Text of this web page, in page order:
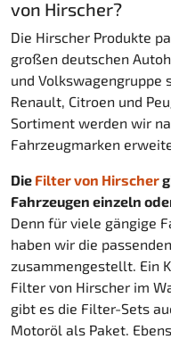
von Hirscher?
Die Hirscher Produkte
großen deutschen
und Volkswagengruppe
Renault, Citroen und
Sortiment werden wir
Fahrzeugmarken
Die Filter von Hirscher
Fahrzeugen einzeln
Denn für viele gängige
haben wir die
zusammengestellt. Ein
Filter von Hirscher im
gibt es die Filter-Sets
Motoröl als Paket.